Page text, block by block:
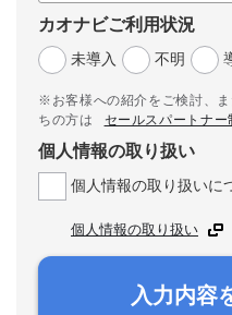
カオナビご利用状況
未導入
不明
※お客様への紹介をご検討、
ちの方は
セールスパートナー
個人情報の取り扱い
個人情報の取り扱いに
個人情報の取り扱い
入力内容